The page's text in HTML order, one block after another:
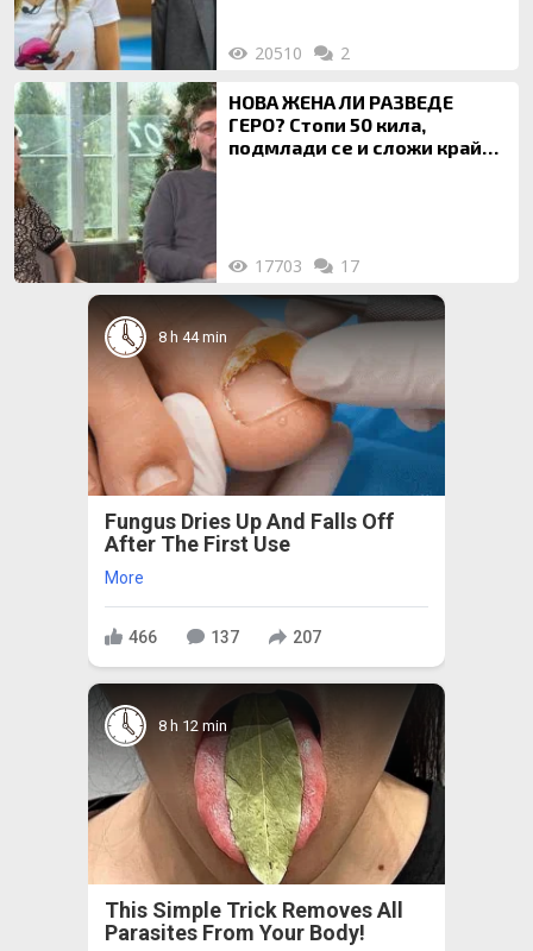
20510 2
НОВА ЖЕНА ЛИ РАЗВЕДЕ
ГЕРО? Стопи 50 кила,
подмлади се и сложи край
17703 17
8 h 44 min
Fungus Dries Up And Falls Off
After The First Use
More
466 137 207
8 h 12 min
This Simple Trick Removes All
Parasites From Your Body!